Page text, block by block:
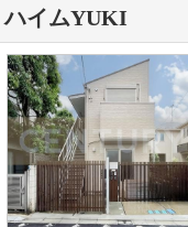
ハイムYUKI